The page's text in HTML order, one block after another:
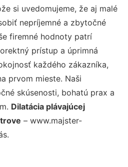
si uvedomujeme, že aj malé
nepríjemné a zbytočné
firemné hodnoty patrí
prístup a úprimná
každého zákazníka,
prvom mieste. Naši
skúsenosti, bohatú prax a
Dilatácia plávajúcej
– www.majster-